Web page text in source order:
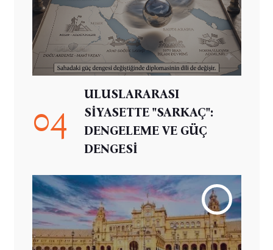
04
ULUSLARARASI
SİYASETTE "SARKAÇ":
DENGELEME VE GÜÇ
DENGESİ